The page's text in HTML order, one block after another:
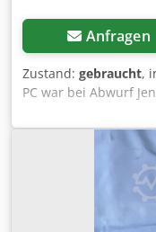
Anfragen
Zustand: gebraucht,
PC war bei Abwurf